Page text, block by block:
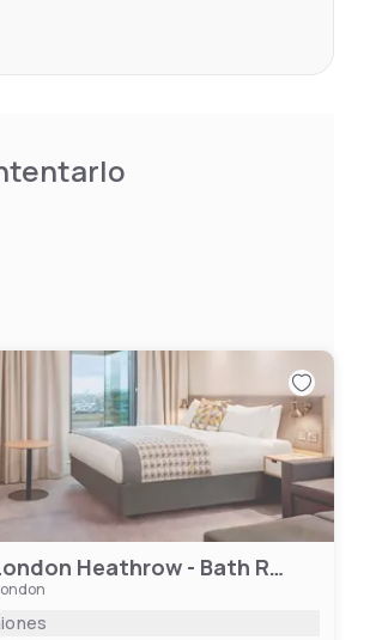
Holiday Inn London Heathrow - Bath Road by IHG